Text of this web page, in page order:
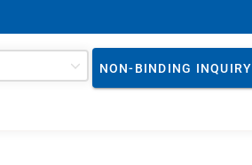
NON-BINDING INQUIRY